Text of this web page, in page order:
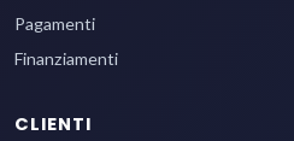
Pagamenti
Finanziamenti
CLIENTI